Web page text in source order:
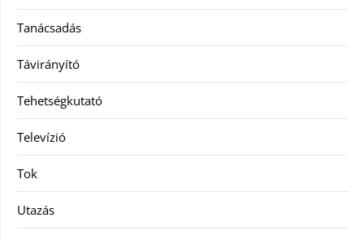
Tanácsadás
Távirányító
Tehetségkutató
Televízió
Tok
Utazás